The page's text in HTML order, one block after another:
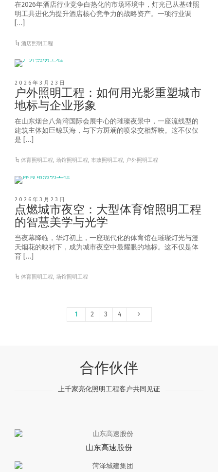
在2026年酒店行业竞争白热化的市场环境中，灯光已从基础照
明工具进化为提升酒店核心竞争力的战略资产。一项行业调
[…]
酒店照明工程
2026年3月23日
户外照明工程：如何用光影重塑城市
地标与企业形象
在山东烟台八角湾国际会展中心的璀璨夜景中，一座流线型的
建筑主体如巨鲸跃海，与下方斑斓的喷泉交相辉映。这不仅仅
是 […]
体育照明工程,场馆照明工程,市政照明工程, 户外照明工程
2026年3月23日
点燃城市夜空：大型体育馆照明工程
的智慧美学与光学
当夜幕降临，华灯初上，一座现代化的体育馆在璀璨灯光与漫
天烟花的映衬下，成为城市夜空中最耀眼的地标。这不仅是体
育 […]
体育照明工程,场馆照明工程
1 2 3 4
合作伙伴
上千家亮化照明工程客户共同见证
山东高速股份